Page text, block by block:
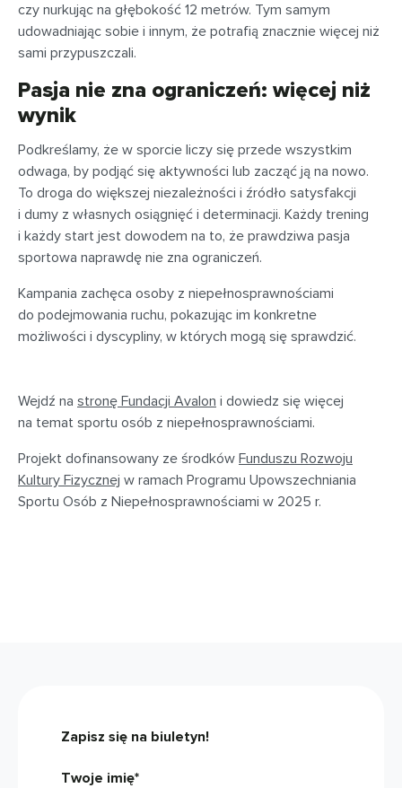
czy nurkując na głębokość 12 metrów. Tym samym
udowadniając sobie i innym, że potrafią znacznie więcej niż
sami przypuszczali.
Pasja nie zna ograniczeń: więcej niż
wynik
Podkreślamy, że w sporcie liczy się przede wszystkim
odwaga, by podjąć się aktywności lub zacząć ją na nowo.
To droga do większej niezależności i źródło satysfakcji
i dumy z własnych osiągnięć i determinacji. Każdy trening
i każdy start jest dowodem na to, że prawdziwa pasja
sportowa naprawdę nie zna ograniczeń.
Kampania zachęca osoby z niepełnosprawnościami
do podejmowania ruchu, pokazując im konkretne
możliwości i dyscypliny, w których mogą się sprawdzić.
Wejdź na stronę Fundacji Avalon i dowiedz się więcej
na temat sportu osób z niepełnosprawnościami.
Projekt dofinansowany ze środków Funduszu Rozwoju
Kultury Fizycznej w ramach Programu Upowszechniania
Sportu Osób z Niepełnosprawnościami w 2025 r.
Zapisz się na biuletyn!
Twoje imię*